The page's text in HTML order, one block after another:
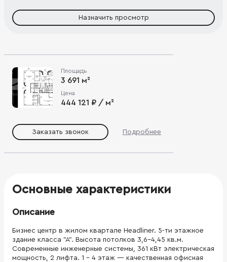
Назначить просмотр
Площадь
3 691 м²
Цена
444 121 ₽ / м²
Заказать звонок Подробнее
Основные характеристики
Описание
Бизнес центр в жилом квартале Headliner. 5-ти этажное
здание класса "А". Высота потолков 3,6-4,45 кв.м.
Современные инженерные системы, 361 кВт электрическая
мощность, 2 лифта. 1 - 4 этаж — качественная офисная